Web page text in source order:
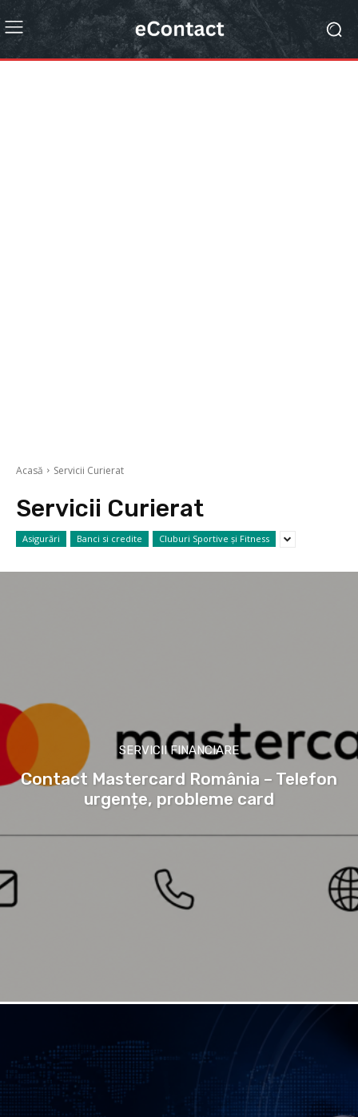
Acasă Servicii Curierat
Servicii Curierat
Asigurări Banci si credite Cluburi Sportive și Fitness
SERVICII FINANCIARE
Contact Mastercard România – Telefon
urgențe, probleme card